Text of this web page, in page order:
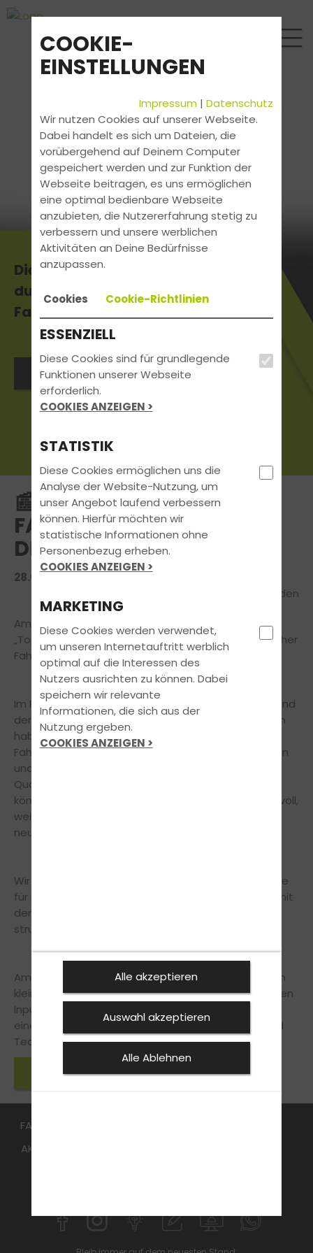
Die aktuellsten News erhältst
du direkt bei uns in der
Fahrschule.
Jetzt Kontakt aufnehmen
📰 ARBEITSGRUPPE „TOP-
FAHRSCHULEN“ IN
DRESDEN
28.07.2025 | FAHRSCHUL-NEWS
Am 20. Juli haben wir uns mit unserer Arbeitsgruppe
„Top-Fahrschulen“ von GECCO – Verbund erfolgreicher
Fahrschulen in Dresden getroffen.
Im Rahmen eines informationsreichen Seminars stand
der fachliche Austausch im Mittelpunkt. Gemeinsam
haben wir aktuelle Entwicklungen in der
Fahrschulbranche beleuchtet, neue Impulse erhalten
und intensiv darüber gesprochen, wie wir unsere
Qualität und unseren Service weiter verbessern
können. Solche Treffen sind für uns besonders wertvoll,
weil sie nicht nur Wissen vermitteln, sondern auch
neue Perspektiven eröffnen.
Wir konnten wieder viele Ideen und konkrete Ansätze
für unsere eigene Fahrschule mitnehmen – immer mit
dem Ziel, unsere Ausbildung noch moderner,
strukturierter und persönlicher zu gestalten.
Am nächsten Tag blieb auch noch etwas Zeit für ein
kleines Sightseeing in Dresden. Neben dem fachlichen
Input kam also auch das Miteinander nicht zu kurz –
eine gelungene Kombination aus Weiterbildung und
Teamgeist.
Zurück zu den News
FAHRSCHULE
AKTUELLES
COOKIE-
EINSTELLUNGEN
Impressum |Datenschutz
Wir nutzen Cookies auf unserer Webseite.
Dabei handelt es sich um Dateien, die
vorübergehend auf Deinem Computer
gespeichert werden und zur Funktion der
Webseite beitragen, es uns ermöglichen
eine optimal bedienbare Webseite
anzubieten, die Nutzererfahrung stetig zu
verbessern und unsere werblichen
Aktivitäten an Deine Bedürfnisse
anzupassen.
Cookies Cookie-Richtlinien
ESSENZIELL
Diese Cookies sind für grundlegende
Funktionen unserer Webseite
erforderlich.
COOKIES ANZEIGEN >
STATISTIK
Diese Cookies ermöglichen uns die
Analyse der Website-Nutzung, um
unser Angebot laufend verbessern
können. Hierfür möchten wir
statistische Informationen ohne
Personenbezug erheben.
COOKIES ANZEIGEN >
MARKETING
Diese Cookies werden verwendet,
um unseren Internetauftritt werblich
optimal auf die Interessen des
Nutzers ausrichten zu können. Dabei
speichern wir relevante
Informationen, die sich aus der
Nutzung ergeben.
COOKIES ANZEIGEN >
Alle akzeptieren
Auswahl akzeptieren
Alle Ablehnen